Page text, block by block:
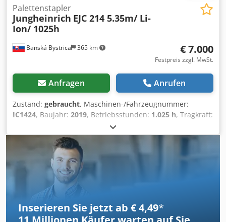
Banská Bystrica 365 km
Palettenstapler
Jungheinrich EJC 214 5.35m/ Li-
Ion/ 1025h
€ 7.000
Festpreis zzgl. MwSt.
Anfragen Anrufen
Zustand: gebraucht, Maschinen-/Fahrzeugnummer:
IC1424, Baujahr: 2019, Betriebsstunden: 1.025 h, Tragkraft:
5.350 mm, Kraftstofftyp:
Masttyp:Triplex, Bauhöhe:2.250 mm, 5239260
Seriennummer: 90585619 Dodpfx Ajzqxqtsiwekr
Inserieren Sie jetzt ab € 4,49*